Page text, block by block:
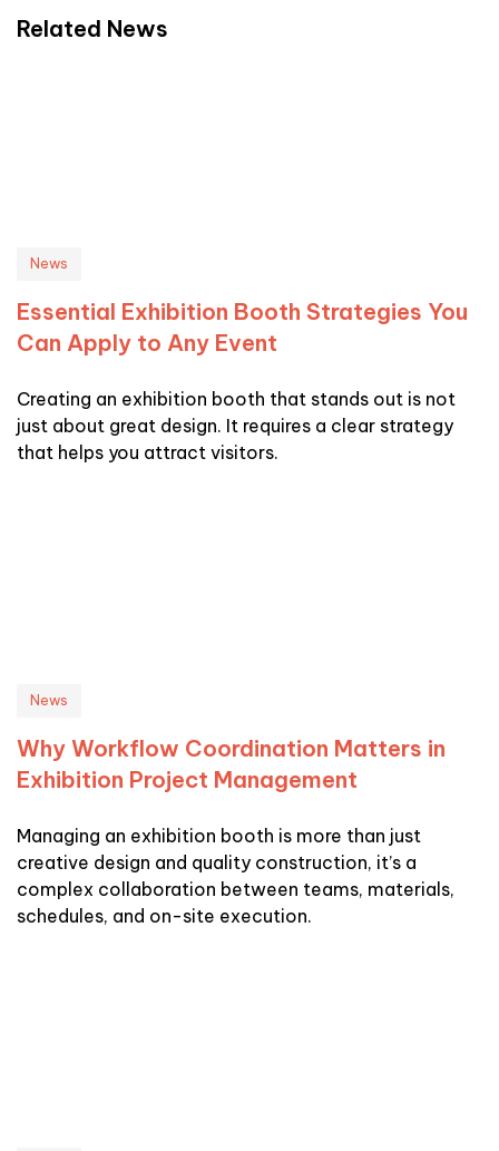
Related News
News
Essential Exhibition Booth Strategies You
Can Apply to Any Event
Creating an exhibition booth that stands out is not
just about great design. It requires a clear strategy
that helps you attract visitors.
News
Why Workflow Coordination Matters in
Exhibition Project Management
Managing an exhibition booth is more than just
creative design and quality construction, it’s a
complex collaboration between teams, materials,
schedules, and on-site execution.